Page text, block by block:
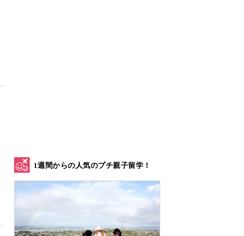
1週間からの人気のプチ親子留学！